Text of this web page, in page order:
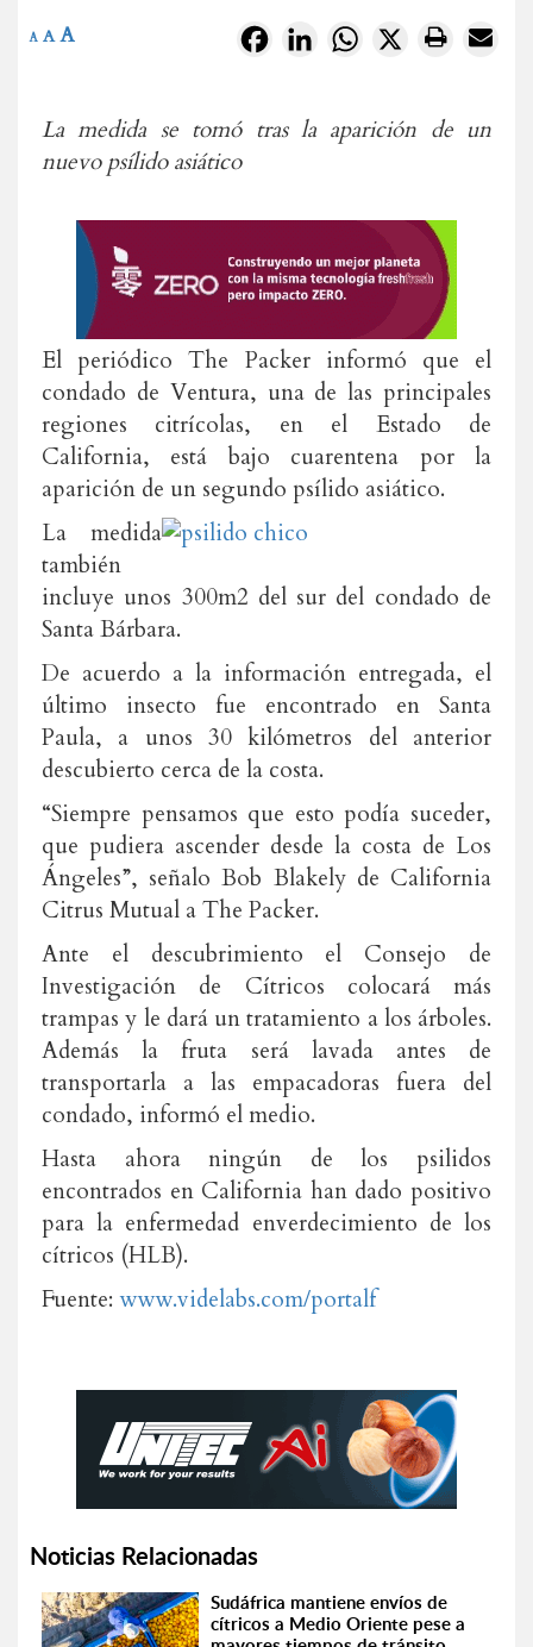
FacebookLinkedInWhatsApp
X
A A A
La medida se tomó tras la aparición de un
nuevo psílido asiático
El periódico The Packer informó que el
condado de Ventura, una de las principales
regiones citrícolas, en el Estado de
California, está bajo cuarentena por la
aparición de un segundo psílido asiático.
La medida
también
incluye unos 300m2 del sur del condado de
Santa Bárbara.
De acuerdo a la información entregada, el
último insecto fue encontrado en Santa
Paula, a unos 30 kilómetros del anterior
descubierto cerca de la costa.
“Siempre pensamos que esto podía suceder,
que pudiera ascender desde la costa de Los
Ángeles”, señalo Bob Blakely de California
Citrus Mutual a The Packer.
Ante el descubrimiento el Consejo de
Investigación de Cítricos colocará más
trampas y le dará un tratamiento a los árboles.
Además la fruta será lavada antes de
transportarla a las empacadoras fuera del
condado, informó el medio.
Hasta ahora ningún de los psilidos
encontrados en California han dado positivo
para la enfermedad enverdecimiento de los
cítricos (HLB).
Fuente: www.videlabs.com/portalf
Noticias Relacionadas
Sudáfrica mantiene envíos de
cítricos a Medio Oriente pese a